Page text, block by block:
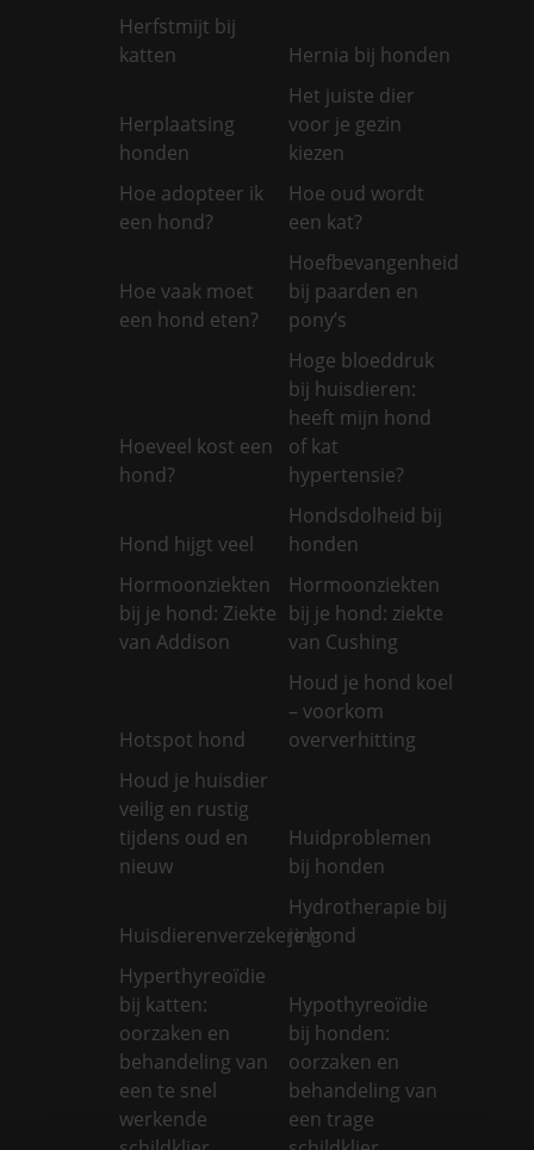
Herfstmijt bij
katten
Hernia bij honden
Herplaatsing
honden
Het juiste dier
voor je gezin
kiezen
Hoe adopteer ik
een hond?
Hoe oud wordt
een kat?
Hoe vaak moet
een hond eten?
Hoefbevangenheid
bij paarden en
pony’s
Hoeveel kost een
hond?
Hoge bloeddruk
bij huisdieren:
heeft mijn hond
of kat
hypertensie?
Hond hijgt veel
Hondsdolheid bij
honden
Hormoonziekten
bij je hond: Ziekte
van Addison
Hormoonziekten
bij je hond: ziekte
van Cushing
Hotspot hond
Houd je hond koel
– voorkom
oververhitting
Houd je huisdier
veilig en rustig
tijdens oud en
nieuw
Huidproblemen
bij honden
Huisdierenverzekering
Hydrotherapie bij
je hond
Hyperthyreoïdie
bij katten:
oorzaken en
behandeling van
een te snel
werkende
Hypothyreoïdie
bij honden:
oorzaken en
behandeling van
een trage